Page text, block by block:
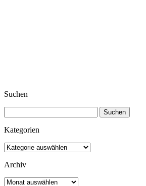
Suchen
nach:
Kategorien
Kategorien
Archiv
Archiv